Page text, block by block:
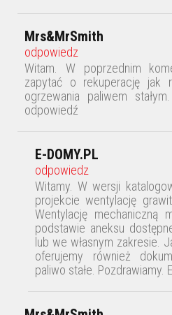
Mrs&MrSmith
odpowiedz
Witam. W poprzednim
zapytać o rekuperację jak
ogrzewania paliwem
odpowiedź
E-DOMY.PL
odpowiedz
Witamy. W wersji
projekcie wentylację
Wentylację mechaniczną
podstawie aneksu
lub we własnym zakresie.
oferujemy również
paliwo stałe. Pozdrawiamy.